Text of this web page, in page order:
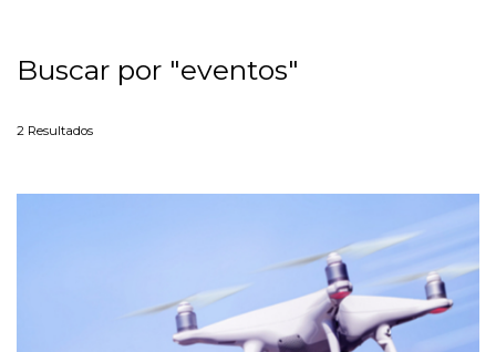
Buscar por "eventos"
2 Resultados